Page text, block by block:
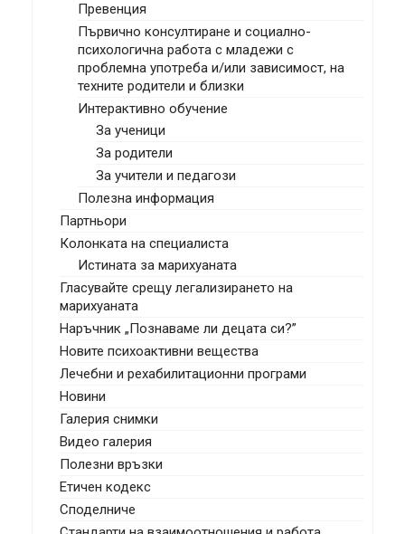
Превенция
Първично консултиране и социално-
психологична работа с младежи с
проблемна употреба и/или зависимост, на
техните родители и близки
Интерактивно обучение
За ученици
За родители
За учители и педагози
Полезна информация
Партньори
Колонката на специалиста
Истината за марихуаната
Гласувайте срещу легализирането на
марихуаната
Наръчник „Познаваме ли децата си?”
Новите психоактивни вещества
Лечебни и рехабилитационни програми
Новини
Галерия снимки
Видео галерия
Полезни връзки
Етичен кодекс
Споделниче